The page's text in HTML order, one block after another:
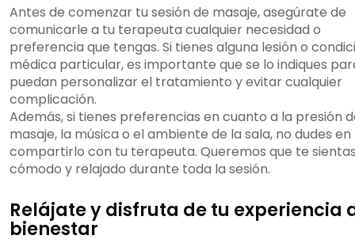
Antes de comenzar tu sesión de masaje, asegúrate de
comunicarle a tu terapeuta cualquier necesidad o
preferencia que tengas. Si tienes alguna lesión o
médica particular, es importante que se lo indiques
puedan personalizar el tratamiento y evitar cualquier
complicación.
Además, si tienes preferencias en cuanto a la presión
masaje, la música o el ambiente de la sala, no dudes en
compartirlo con tu terapeuta. Queremos que te
cómodo y relajado durante toda la sesión.
Relájate y disfruta de tu experiencia
bienestar